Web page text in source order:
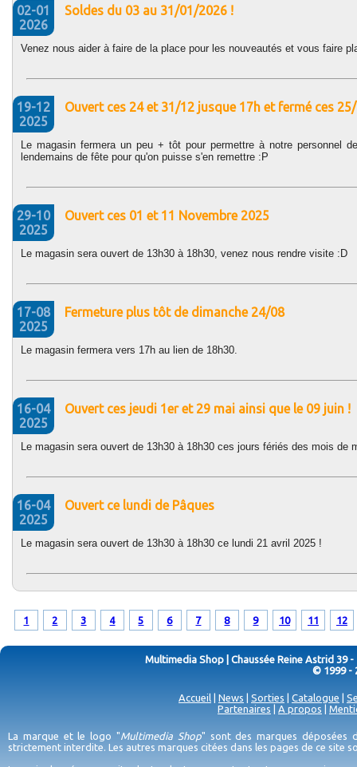
02-01
2026
Soldes du 03 au 31/01/2026 !
Venez nous aider à faire de la place pour les nouveautés et vous faire
19-12
2025
Ouvert ces 24 et 31/12 jusque 17h et fermé ces
Le magasin fermera un peu + tôt pour permettre à notre personnel
lendemains de fête pour qu'on puisse s'en remettre :P
29-10
2025
Ouvert ces 01 et 11 Novembre 2025
Le magasin sera ouvert de 13h30 à 18h30, venez nous rendre visite :D
17-08
2025
Fermeture plus tôt de dimanche 24/08
Le magasin fermera vers 17h au lien de 18h30.
16-04
2025
Ouvert ces jeudi 1er et 29 mai ainsi que le 09 juin !
Le magasin sera ouvert de 13h30 à 18h30 ces jours fériés des mois de
16-04
2025
Ouvert ce lundi de Pâques
Le magasin sera ouvert de 13h30 à 18h30 ce lundi 21 avril 2025 !
1 2 3 4 5 6 7 8 9 10 11 12
Multimedia Shop | Chaussée Reine Astrid 39 -
© 1999 -
Accueil News Sorties Catalogue
Partenaires
A propos
La marque et le logo "Multimedia Shop" sont des marques déposées
strictement interdite. Les autres marques citées dans les pages de ce site